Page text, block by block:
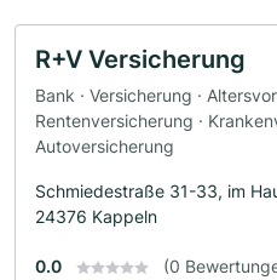
R+V Versicherung
Bank · Versicherung ·
Rentenversicherung ·
Autoversicherung
Schmiedestraße 31-33, im
24376 Kappeln
0.0 (0